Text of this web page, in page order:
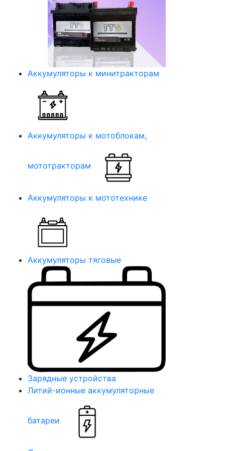
Аккумуляторы к минитракторам
Аккумуляторы к мотоблокам,
мототракторам
Аккумуляторы к мототехнике
Аккумуляторы тяговые
Зарядные устройства
Литий-ионные аккумуляторные
батареи